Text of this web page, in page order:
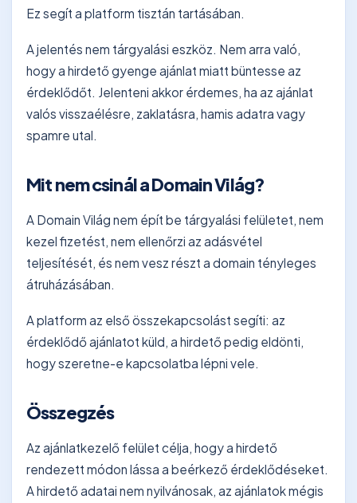
Ez segít a platform tisztán tartásában.
A jelentés nem tárgyalási eszköz. Nem arra való,
hogy a hirdető gyenge ajánlat miatt büntesse az
érdeklődőt. Jelenteni akkor érdemes, ha az ajánlat
valós visszaélésre, zaklatásra, hamis adatra vagy
spamre utal.
Mit nem csinál a Domain Világ?
A Domain Világ nem épít be tárgyalási felületet, nem
kezel fizetést, nem ellenőrzi az adásvétel
teljesítését, és nem vesz részt a domain tényleges
átruházásában.
A platform az első összekapcsolást segíti: az
érdeklődő ajánlatot küld, a hirdető pedig eldönti,
hogy szeretne-e kapcsolatba lépni vele.
Összegzés
Az ajánlatkezelő felület célja, hogy a hirdető
rendezett módon lássa a beérkező érdeklődéseket.
A hirdető adatai nem nyilvánosak, az ajánlatok mégis